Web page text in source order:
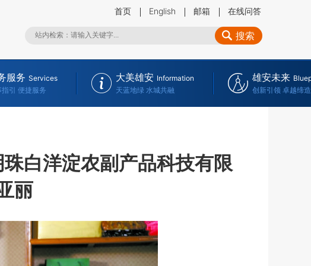
首页 English 邮箱 在线问答
搜索
服务 Services
指引 便捷服务
大美雄安 Information
天蓝地绿 水城共融
雄安未来
创新引领 卓越缔造
白洋淀农副产品科技有限
丽